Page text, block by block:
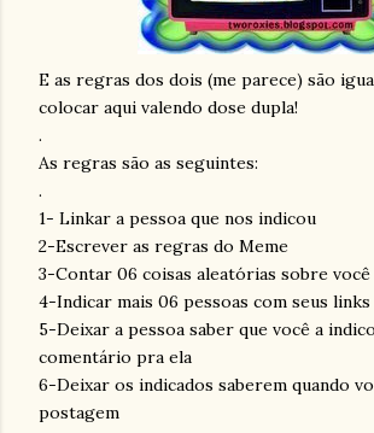
E as regras dos dois (me parece) são
colocar aqui valendo dose dupla!
.
As regras são as seguintes:
.
1- Linkar a pessoa que nos indicou
2-Escrever as regras do Meme
3-Contar 06 coisas aleatórias sobre você
4-Indicar mais 06 pessoas com seus links
5-Deixar a pessoa saber que você a
comentário pra ela
6-Deixar os indicados saberem quando
postagem